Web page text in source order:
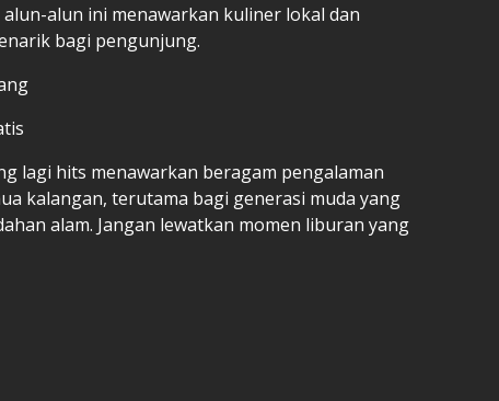
alun ini menawarkan kuliner lokal dan
bagi pengunjung.
lagi hits menawarkan beragam pengalaman
kalangan, terutama bagi generasi muda yang
alam. Jangan lewatkan momen liburan yang